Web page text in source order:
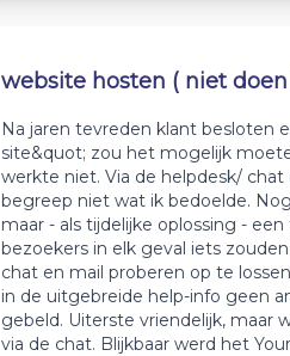
website hosten ( niet doen
Na jaren tevreden klant besloten
site&quot; zou het mogelijk
werkte niet. Via de helpdesk/
begreep niet wat ik bedoelde.
maar - als tijdelijke oplossing -
bezoekers in elk geval iets
chat en mail proberen op te
in de uitgebreide help-info geen
gebeld. Uiterste vriendelijk, maar
via de chat. Blijkbaar werd het